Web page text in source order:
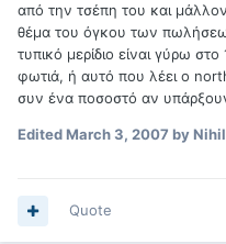
από την τσέπη του και
θέμα του όγκου των
τυπικό μερίδιο είναι γύρω
φωτιά, ή αυτό που λέει ο
συν ένα ποσοστό αν
EditedMarch 3, 2007 by
Quote